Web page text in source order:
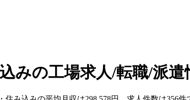
みの工場求人/転職/派遣